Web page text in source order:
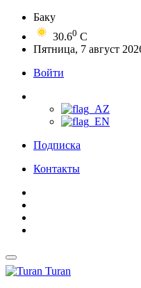
Баку
30.60 C
Пятница, 7 август
Войти
Подписка
Контакты
Turan